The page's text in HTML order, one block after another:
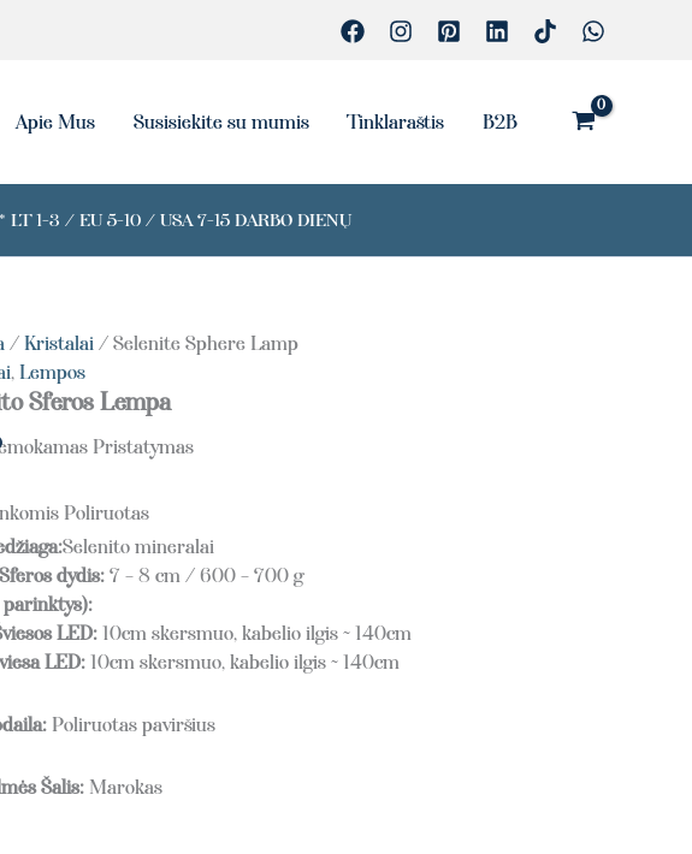
Apie Mus Susisiekite su mumis Tinklaraštis B2B
LT 1-3 / EU 5-10 / USA 7-15 DARBO DIENŲ
/ Kristalai / Selenite Sphere Lamp
, Lempos
Sferos Lempa
Pristatymas
Poliruotas
Selenito mineralai
dydis: 7 – 8 cm / 600 – 700 g
parinktys):
LED: 10cm skersmuo, kabelio ilgis ~ 140cm
LED: 10cm skersmuo, kabelio ilgis ~ 140cm
Poliruotas paviršius
Šalis: Marokas